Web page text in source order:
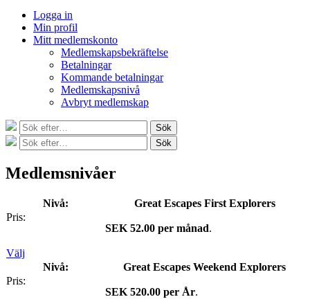
Logga in
Min profil
Mitt medlemskonto
Medlemskapsbekräftelse
Betalningar
Kommande betalningar
Medlemskapsnivå
Avbryt medlemskap
Sök
efter:
Sök
Sök
efter:
Sök
Medlemsnivåer
Great Escapes First Explorers
SEK 52.00 per månad.
Välj
Great Escapes Weekend Explorers
SEK 520.00 per År.